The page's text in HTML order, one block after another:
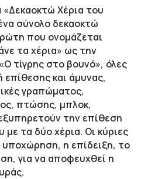
Χέρια του
σύνολο δεκαοκτώ
που ονομάζεται
τα χέρια» ως την
τίγρης στο βουνό», όλες
επίθεσης και άμυνας,
γραπώματος,
πτώσης, μπλοκ,
την επίθεση
με τα δύο χέρια. Οι κύριες
υποχώρηση, η επίδειξη, το
για να αποφευχθεί η